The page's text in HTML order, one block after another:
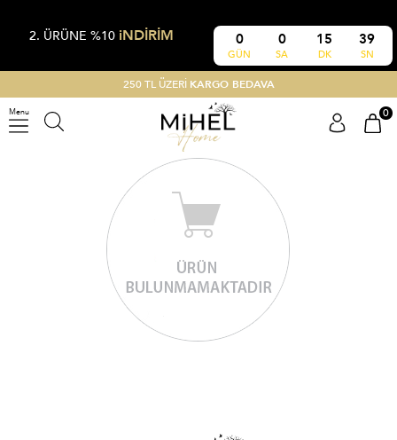
2. ÜRÜNE %10 iNDİRİM 0
GÜN
0
SA
15
DK
39
SN
250 TL ÜZERİ KARGO BEDAVA
Menu 0